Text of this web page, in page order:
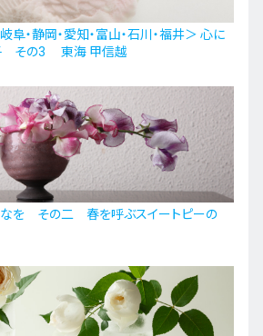
KO ES
阜・静岡・愛知・富山・石川・福井＞ 心に
その3 東海 甲信越
なを その二 春を呼ぶスイートピーの